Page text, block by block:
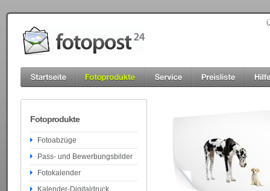
Fotoprodukte
Fotoabzüge
Pass- und Bewerbungsbilder
Fotokalender
Kalender-Digitaldruck